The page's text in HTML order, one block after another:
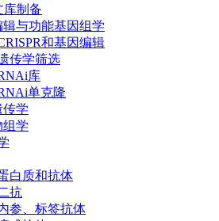
库制备
辑与功能基因组学
和基因编辑
传学筛选
库
单克隆
传学
组学
白质和抗体
抗
参、标签抗体